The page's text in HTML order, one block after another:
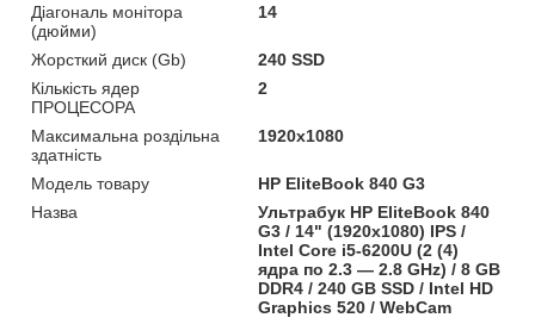
Діагональ монітора
(дюйми)
14
Жорсткий диск (Gb)
240 SSD
Кількість ядер
ПРОЦЕСОРА
2
Максимальна роздільна
здатність
1920x1080
Модель товару
HP EliteBook 840 G3
Назва
Ультрабук HP EliteBook 840
G3 / 14" (1920x1080) IPS /
Intel Core i5-6200U (2 (4)
ядра по 2.3 — 2.8 GHz) / 8 GB
DDR4 / 240 GB SSD / Intel HD
Graphics 520 / WebCam